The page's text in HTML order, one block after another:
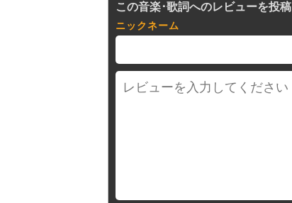
この音楽･歌詞へのレビューを投稿
ニックネーム